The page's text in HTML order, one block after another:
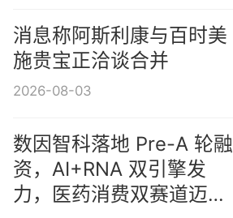
消息称阿斯利康与百时美
施贵宝正洽谈合并
2026-08-03
数因智科落地 Pre-A 轮融
资，AI+RNA 双引擎发
力，医药消费双赛道迈入